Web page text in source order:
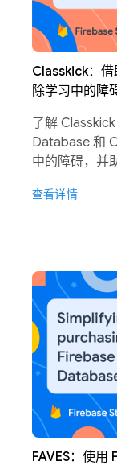
Classkick：
除学习中的障
了解
Database 和
中的障碍，并
查看详情
FAVES：使